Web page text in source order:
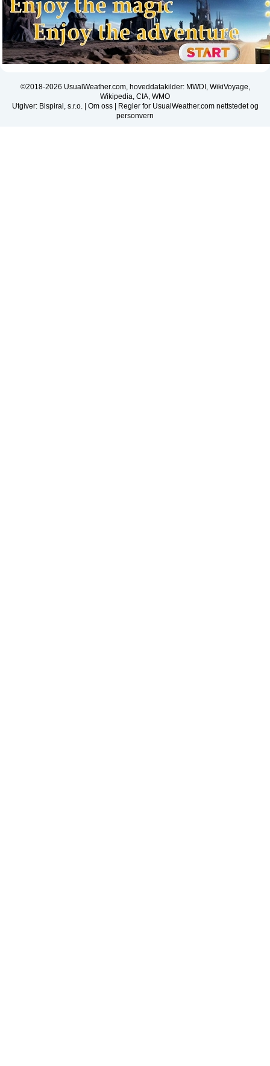
©2018-2026 UsualWeather.com, hoveddatakilder: MWDI, WikiVoyage,
Wikipedia, CIA, WMO
Utgiver: Bispiral, s.r.o. | Om oss| Regler for UsualWeather.com nettstedet og
personvern